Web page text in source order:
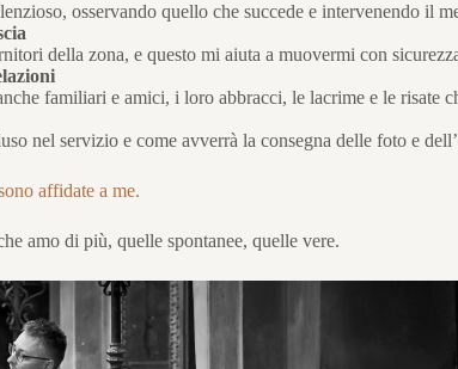
osservando quello che succede e intervenendo il
della zona, e questo mi aiuta a muovermi con
familiari e amici, i loro abbracci, le lacrime e le risate
nel servizio e come avverrà la consegna delle foto e
affidate a me.
amo di più, quelle spontanee, quelle vere.